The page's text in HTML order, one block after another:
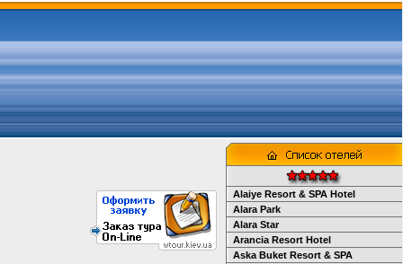
Alaiye Resort & SPA Hotel
Alara Park
Alara Star
Arancia Resort Hotel
Aska Buket Resort & SPA